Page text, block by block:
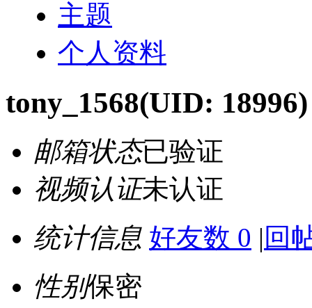
主题
个人资料
tony_1568(UID: 18996)
邮箱状态已验证
视频认证未认证
统计信息 好友数 0 | 回
性别保密